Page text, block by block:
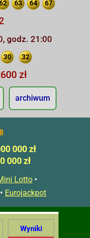
63 64 67
godz. 21:00
30 32
zł
archiwum
000 zł
000 zł
Lotto •
• Eurojackpot
Wyniki